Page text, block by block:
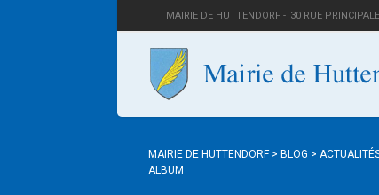
MAIRIE DE HUTTENDORF - 30 RUE
MAIRIE DE HUTTENDORF> BLOG >
ALBUM